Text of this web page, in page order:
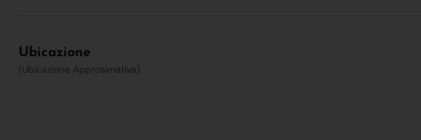
Ubicazione
(Ubicazione Approsimativa)